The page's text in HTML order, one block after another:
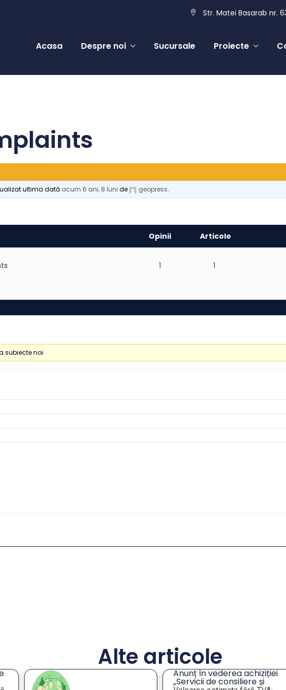
Str. Matei Basarab nr.
Acasa Despre noi Sucursale Proiecte
ultima dată acum 6 ani, 8 luni de geopress.
Opinii Articole
1 1
subiecte noi.
Alte articole
Anunț în vederea achiziției
„Servicii de consiliere și